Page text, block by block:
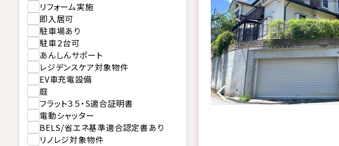
リフォーム実施
即入居可
駐車場あり
駐車２台可
あんしんサポート
レジデンスケア対象物件
EV車充電設備
庭
フラット３５・S適合証明書
電動シャッター
BELS/省エネ基準適合認定書あり
リノレジ対象物件